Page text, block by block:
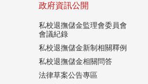
政府資訊公開
私校退撫儲金監理會委員會
會議紀錄
私校退撫儲金新制相關釋例
私校退撫儲金相關問答
法律草案公告專區